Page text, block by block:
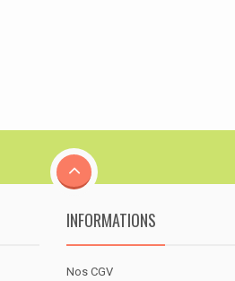
INFORMATIONS
Nos CGV